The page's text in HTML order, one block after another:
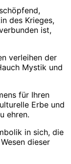
des Krieges,
ist,
verleihen der
Mystik und
für Ihren
Erbe und
ehren.
in sich, die
dieser